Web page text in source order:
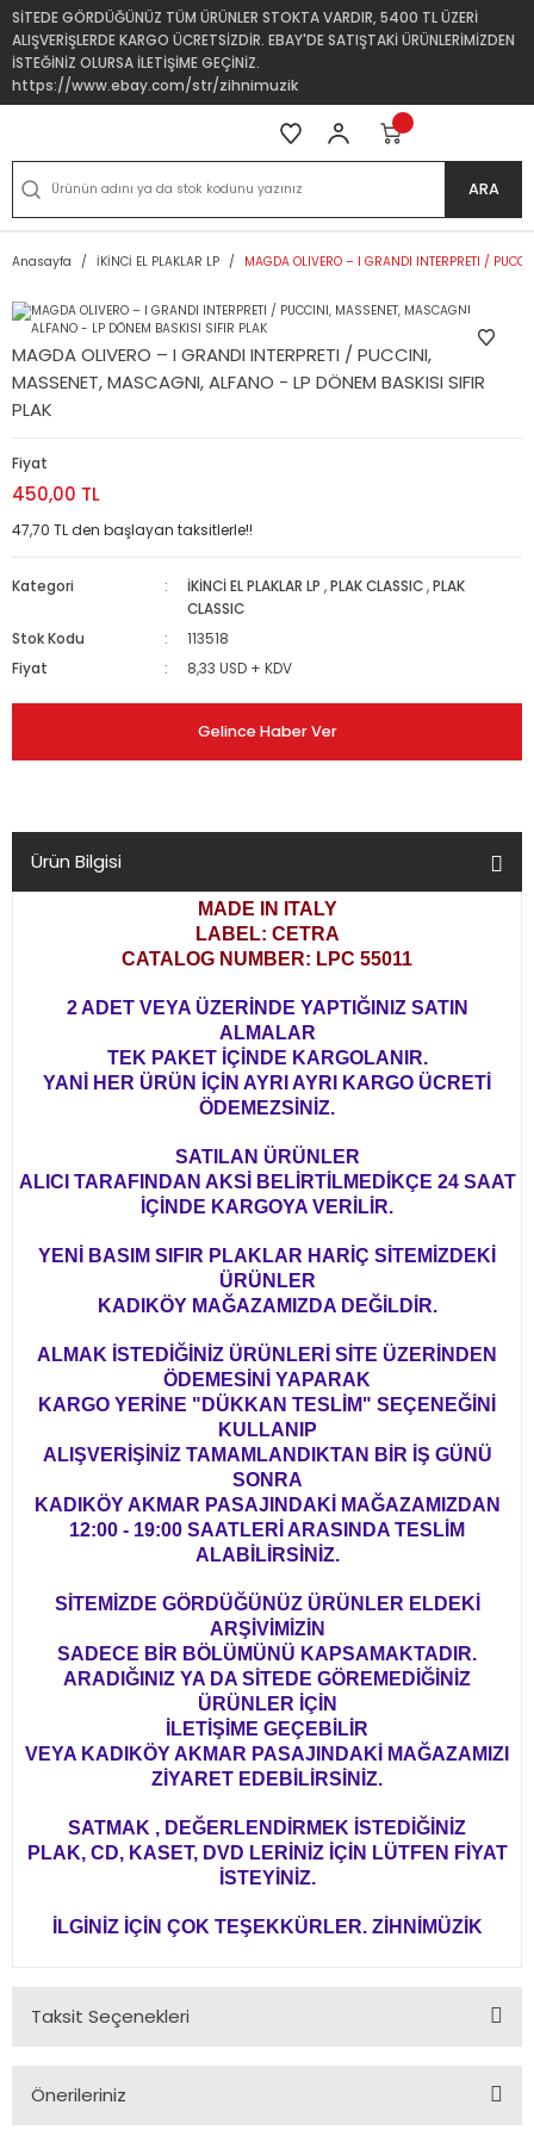
SİTEDE GÖRDÜĞÜNÜZ TÜM ÜRÜNLER STOKTA VARDIR, 5400 TL ÜZERİ
ALIŞVERİŞLERDE KARGO ÜCRETSİZDİR. EBAY'DE SATIŞTAKİ ÜRÜNLERİMİZDEN
İSTEĞİNİZ OLURSA İLETİŞİME GEÇİNİZ.
https://www.ebay.com/str/zihnimuzik
ARA
Anasayfa İKİNCİ EL PLAKLAR LP MAGDA OLIVERO – I GRANDI INTERPRETI /
MAGDA OLIVERO – I GRANDI INTERPRETI / PUCCINI,
MASSENET, MASCAGNI, ALFANO - LP DÖNEM BASKISI SIFIR
PLAK
Fiyat
450,00 TL
47,70 TL den başlayan taksitlerle!!
Kategori İKİNCİ EL PLAKLAR LP ,PLAK CLASSIC ,PLAK
CLASSIC
Stok Kodu
113518
Fiyat
8,33 USD + KDV
Gelince Haber Ver
Ürün Bilgisi
MADE IN ITALY
LABEL: CETRA
CATALOG NUMBER: LPC 55011
2 ADET VEYA ÜZERİNDE YAPTIĞINIZ SATIN
ALMALAR
TEK PAKET İÇİNDE KARGOLANIR.
YANİ HER ÜRÜN İÇİN AYRI AYRI KARGO ÜCRETİ
ÖDEMEZSİNİZ.
SATILAN ÜRÜNLER
ALICI TARAFINDAN AKSİ BELİRTİLMEDİKÇE 24 SAAT
İÇİNDE KARGOYA VERİLİR.
YENİ BASIM SIFIR PLAKLAR HARİÇ SİTEMİZDEKİ
ÜRÜNLER
KADIKÖY MAĞAZAMIZDA DEĞİLDİR.
ALMAK İSTEDİĞİNİZ ÜRÜNLERİ SİTE ÜZERİNDEN
ÖDEMESİNİ YAPARAK
KARGO YERİNE "DÜKKAN TESLİM" SEÇENEĞİNİ
KULLANIP
ALIŞVERİŞİNİZ TAMAMLANDIKTAN BİR İŞ GÜNÜ
SONRA
KADIKÖY AKMAR PASAJINDAKİ MAĞAZAMIZDAN
12:00 - 19:00 SAATLERİ ARASINDA TESLİM
ALABİLİRSİNİZ.
SİTEMİZDE GÖRDÜĞÜNÜZ ÜRÜNLER ELDEKİ
ARŞİVİMİZİN
SADECE BİR BÖLÜMÜNÜ KAPSAMAKTADIR.
ARADIĞINIZ YA DA SİTEDE GÖREMEDİĞİNİZ
ÜRÜNLER İÇİN
İLETİŞİME GEÇEBİLİR
VEYA KADIKÖY AKMAR PASAJINDAKİ MAĞAZAMIZI
ZİYARET EDEBİLİRSİNİZ.
SATMAK , DEĞERLENDİRMEK İSTEDİĞİNİZ
PLAK, CD, KASET, DVD LERİNİZ İÇİN LÜTFEN FİYAT
İSTEYİNİZ.
İLGİNİZ İÇİN ÇOK TEŞEKKÜRLER. ZİHNİMÜZİK
Taksit Seçenekleri
Önerileriniz